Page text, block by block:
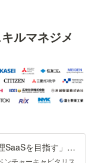
ルマネジメ
「日本発、世界一の製造業向けスキル管理SaaSを目指す」スキルノートが秘めたポテンシャルを代表 山川氏・赤浦と紐解く
チャーキャピタリス